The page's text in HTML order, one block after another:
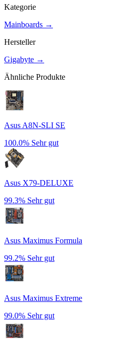
Kategorie
Mainboards →
Hersteller
Gigabyte →
Ähnliche Produkte
Asus A8N-SLI SE
100.0% Sehr gut
Asus X79-DELUXE
99.3% Sehr gut
Asus Maximus Formula
99.2% Sehr gut
Asus Maximus Extreme
99.0% Sehr gut